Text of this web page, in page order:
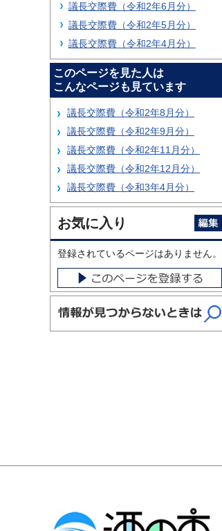
議長交際費（令和2年6月分）
議長交際費（令和2年5月分）
議長交際費（令和2年4月分）
このページを見た人は
こんなページも見ています
議長交際費（令和2年8月分）
議長交際費（令和2年9月分）
議長交際費（令和2年11月分）
議長交際費（令和2年12月分）
議長交際費（令和3年4月分）
お気に入り
登録されているページはありません。